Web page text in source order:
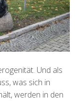
Und als
was sich in
werden in den